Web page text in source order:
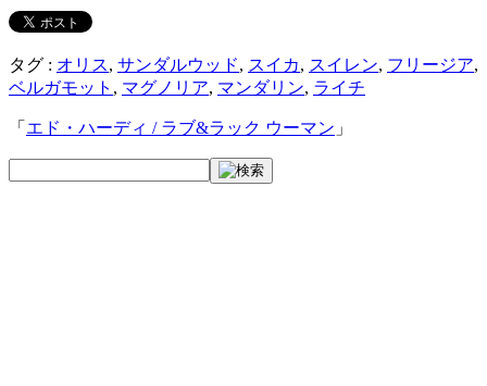
タグ : オリス, サンダルウッド, スイカ, スイレン, フリージア,
ベルガモット , マグノリア, マンダリン, ライチ
「 エド・ハーディ / ラブ&ラック ウーマン 」